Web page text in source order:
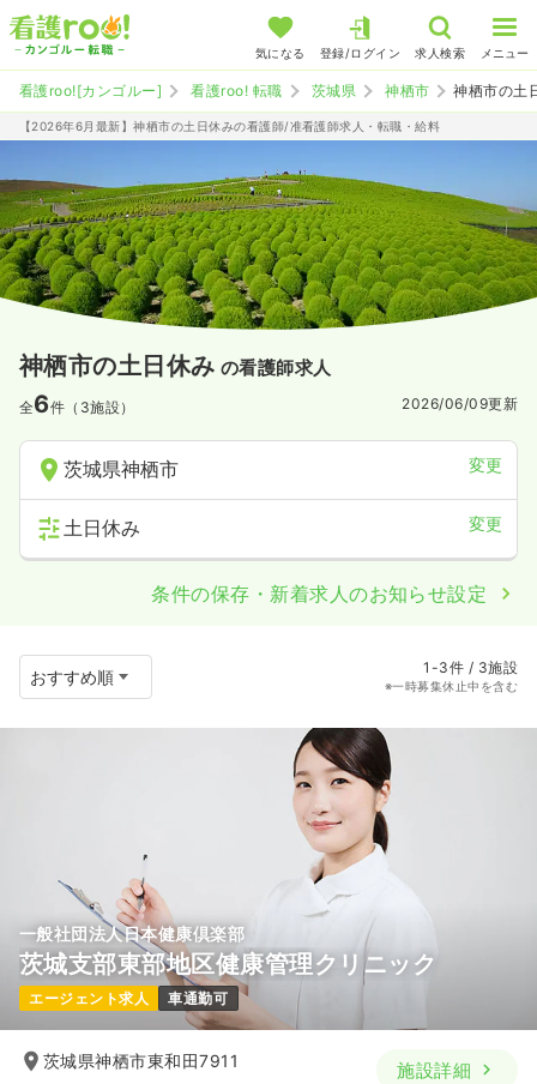
気になる 登録/ログイン 求人検索 メニュー
看護roo![カンゴルー] 看護roo! 転職 茨城県 神栖市 神栖市の土
【2026年6月最新】神栖市の土日休みの看護師/准看護師求人・転職・給料
神栖市の土日休み の看護師求人
全6件（3施設） 2026/06/09更新
茨城県神栖市 変更
土日休み 変更
条件の保存・新着求人のお知らせ設定
1-3件 / 3施設
※一時募集休止中を含む
一般社団法人日本健康倶楽部
茨城支部東部地区健康管理クリニック
エージェント求人 車通勤可
茨城県神栖市東和田7911 施設詳細